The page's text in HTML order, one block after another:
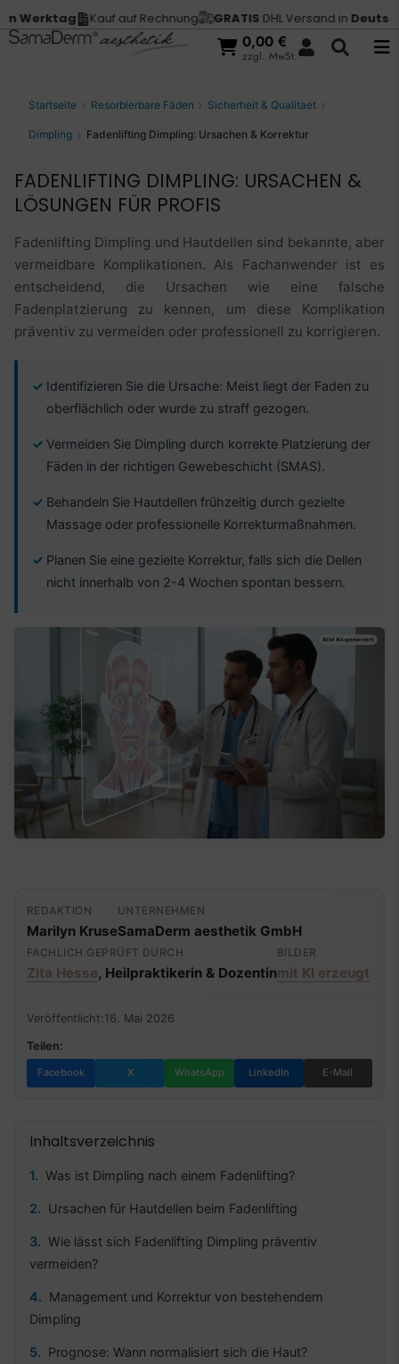
Kauf auf Rechnung GRATISDHL Versand inDeutschland
0,00 €
zzgl. MwSt.
Startseite Resorbierbare Fäden Sicherheit & Qualitaet
Dimpling Fadenlifting Dimpling: Ursachen & Korrektur
FADENLIFTING DIMPLING: URSACHEN &
LÖSUNGEN FÜR PROFIS
Fadenlifting Dimpling und Hautdellen sind bekannte, aber
vermeidbare Komplikationen. Als Fachanwender ist es
entscheidend, die Ursachen wie eine falsche
Fadenplatzierung zu kennen, um diese Komplikation
präventiv zu vermeiden oder professionell zu korrigieren.
Identifizieren Sie die Ursache: Meist liegt der Faden zu
oberflächlich oder wurde zu straff gezogen.
Vermeiden Sie Dimpling durch korrekte Platzierung der
Fäden in der richtigen Gewebeschicht (SMAS).
Behandeln Sie Hautdellen frühzeitig durch gezielte
Massage oder professionelle Korrekturmaßnahmen.
Planen Sie eine gezielte Korrektur, falls sich die Dellen
nicht innerhalb von 2-4 Wochen spontan bessern.
REDAKTION
Marilyn Kruse
UNTERNEHMEN
SamaDerm aesthetik GmbH
FACHLICH GEPRÜFT DURCH
Zita Hesse, Heilpraktikerin & Dozentin
BILDER
mit KI erzeugt
Veröffentlicht: 16. Mai 2026
Teilen:
Facebook X WhatsApp LinkedIn E-Mail
Inhaltsverzeichnis
Was ist Dimpling nach einem Fadenlifting?
Ursachen für Hautdellen beim Fadenlifting
Wie lässt sich Fadenlifting Dimpling präventiv
vermeiden?
Management und Korrektur von bestehendem
Dimpling
Prognose: Wann normalisiert sich die Haut?